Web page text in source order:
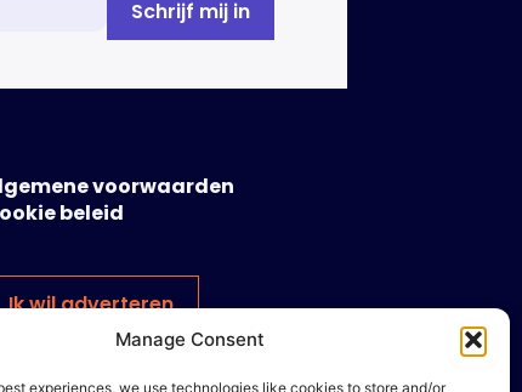
Manage Consent
experiences, we use technologies like cookies to store and/or
voorwaarden
beleid
Ik wil adverteren